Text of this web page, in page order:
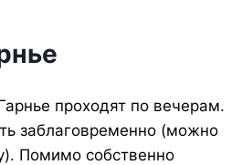
проходят по вечерам.
заблаговременно (можно
Помимо собственно